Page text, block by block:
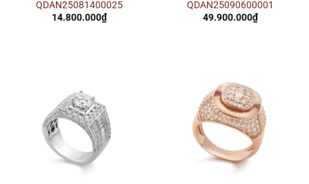
QDAN25081400025
14.800.000₫
QDAN25090600001
49.900.000₫